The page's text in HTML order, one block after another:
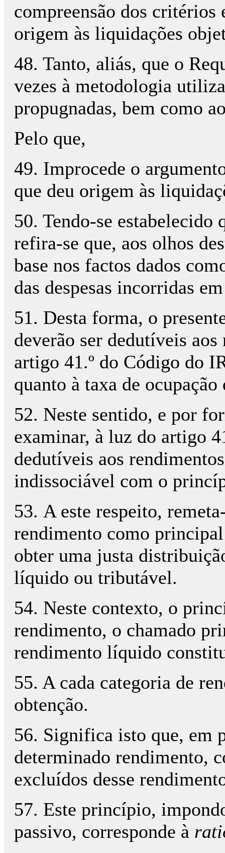
compreensão dos critérios
origem às liquidações
48. Tanto, aliás, que o
vezes à metodologia
propugnadas, bem como
Pelo que,
49. Improcede o
que deu origem às
50. Tendo-se
refira-se que, aos olhos
base nos factos dados
das despesas incorridas
51. Desta forma, o
deverão ser dedutíveis
artigo 41.º do Código do
quanto à taxa de
52. Neste sentido, e por
examinar, à luz do artigo
dedutíveis aos
indissociável com o
53. A este respeito,
rendimento como
obter uma justa
líquido ou tributável.
54. Neste contexto, o
rendimento, o chamado
rendimento líquido
55. A cada categoria de
obtenção.
56. Significa isto que, em
determinado rendimento,
excluídos desse
57. Este princípio,
passivo, corresponde à